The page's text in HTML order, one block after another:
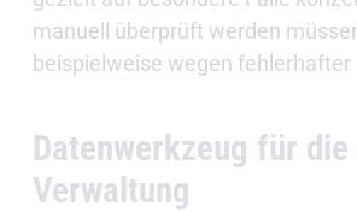
manuell überprüft werden
beispielweise wegen fehlerhafter
Datenwerkzeug für
Verwaltung